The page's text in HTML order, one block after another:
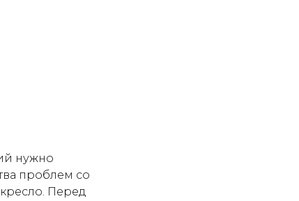
нужно
проблем со
Перед